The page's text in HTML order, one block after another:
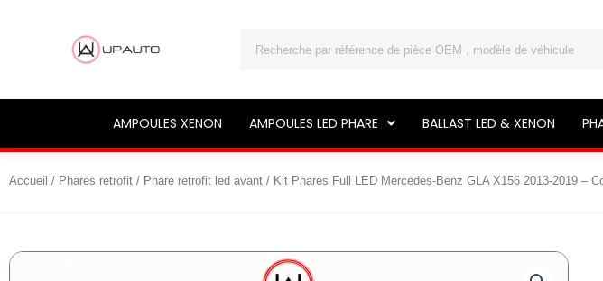
AMPOULES XENON AMPOULES LED PHARE BALLAST LED & XENON
Accueil / Phares retrofit / Phare retrofit led avant / Kit Phares Full LED Mercedes-Benz GLA X156 2013-2019 –